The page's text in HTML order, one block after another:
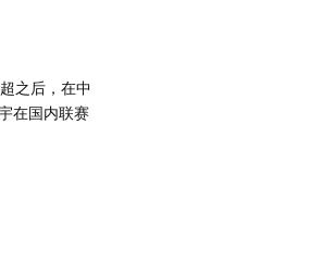
之后，在中
在国内联赛